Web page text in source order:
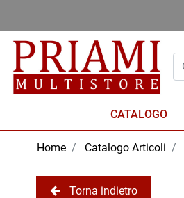
CATALOGO
Home Catalogo Articoli
Torna indietro